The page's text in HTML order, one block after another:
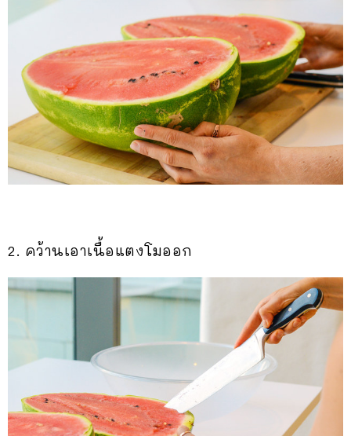
2. คว้านเอาเนื้อแตงโมออก